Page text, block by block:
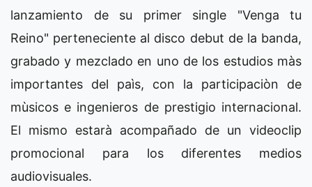
lanzamiento de su primer single "Venga tu
Reino" perteneciente al disco debut de la banda,
grabado y mezclado en uno de los estudios màs
importantes del paìs, con la participaciòn de
mùsicos e ingenieros de prestigio internacional.
El mismo estarà acompañado de un videoclip
promocional para los diferentes medios
audiovisuales.